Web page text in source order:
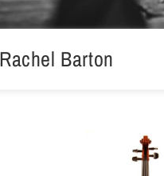
Rachel Barton